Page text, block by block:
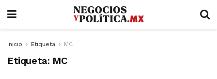
Inicio Etiqueta MC
Etiqueta: MC